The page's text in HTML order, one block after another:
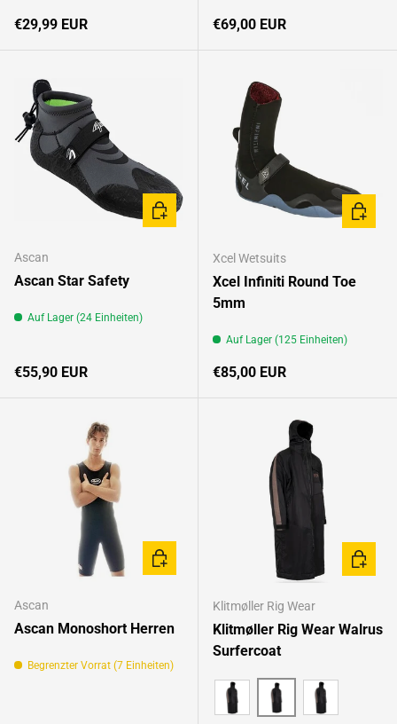
Normaler Preis
€29,99 EUR Normaler Preis
€69,00 EUR
Ascan
Ascan Star Safety
Auf Lager (24 Einheiten)
Normaler Preis
€55,90 EUR
OPTIONEN AUSWÄHLEN
Xcel Wetsuits
Xcel Infiniti Round Toe
5mm
Auf Lager (125 Einheiten)
Normaler Preis
€85,00 EUR
Ascan
Ascan Monoshort Herren
Begrenzter Vorrat (7 Einheiten)
OPTIONEN AUSWÄHLEN
Klitmøller Rig Wear
Klitmøller Rig Wear Walrus
Surfercoat